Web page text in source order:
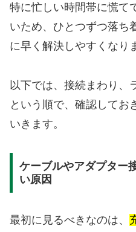
特に忙しい時間帯に慌て
いため、ひとつずつ落ち
に早く解決しやすくなり
以下では、接続まわり、
という順で、確認してお
いきます。
ケーブルやアダプター
い原因
最初に見るべきなのは、